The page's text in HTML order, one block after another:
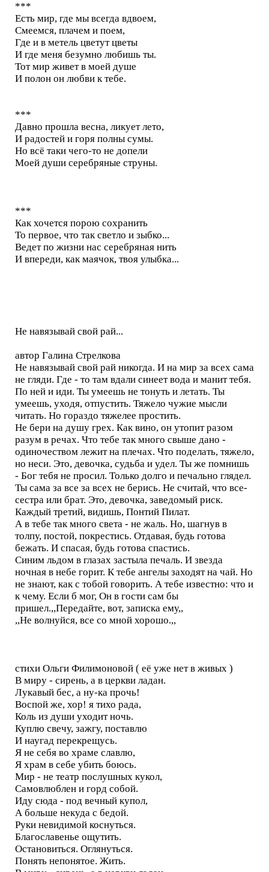
***
Есть мир, где мы всегда вдвоем,
Смеемся, плачем и поем,
Где и в метель цветут цветы
И где меня безумно любишь ты.
Тот мир живет в моей душе
И полон он любви к тебе.
***
Давно прошла весна, ликует лето,
И радостей и горя полны сумы.
Но всё таки чего-то не допели
Моей души серебряные струны.
***
Как хочется порою сохранить
То первое, что так светло и зыбко...
Ведет по жизни нас серебряная нить
И впереди, как маячок, твоя улыбка...
Не навязывай свой рай...
автор Галина Стрелкова
Не навязывай свой рай никогда. И на мир за всех сама
не гляди. Где - то там вдали синеет вода и манит тебя.
По ней и иди. Ты умеешь не тонуть и летать. Ты
умеешь, уходя, отпустить. Тяжело чужие мысли
читать. Но гораздо тяжелее простить.
Не бери на душу грех. Как вино, он утопит разом
разум в речах. Что тебе так много свыше дано -
одиночеством лежит на плечах. Что поделать, тяжело,
но неси. Это, девочка, судьба и удел. Ты же помнишь
- Бог тебя не просил. Только долго и печально глядел.
Ты сама за все за всех не берись. Не считай, что все-
сестра или брат. Это, девочка, заведомый риск.
Каждый третий, видишь, Понтий Пилат.
А в тебе так много света - не жаль. Но, шагнув в
толпу, постой, покрестись. Отдавая, будь готова
бежать. И спасая, будь готова спастись.
Синим льдом в глазах застыла печаль. И звезда
ночная в небе горит. К тебе ангелы заходят на чай. Но
не знают, как с тобой говорить. А тебе известно: что и
к чему. Если б мог, Он в гости сам бы
пришел.,,Передайте, вот, записка ему,,
,,Не волнуйся, все со мной хорошо.,,
стихи Ольги Филимоновой ( её уже нет в живых )
В миру - сирень, а в церкви ладан.
Лукавый бес, а ну-ка прочь!
Воспой же, хор! я тихо рада,
Коль из души уходит ночь.
Куплю свечу, зажгу, поставлю
И наугад перекрещусь.
Я не себя во храме славлю,
Я храм в себе убить боюсь.
Мир - не театр послушных кукол,
Самовлюблен и горд собой.
Иду сюда - под вечный купол,
А больше некуда с бедой.
Руки невидимой коснуться.
Благославенье ощутить.
Остановиться. Оглянуться.
Понять непонятое. Жить.